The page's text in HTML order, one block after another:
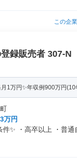
この企
録販売者 307-N
1万円✨年収例900万円
万円
✨ ・高卒以上 ・普通